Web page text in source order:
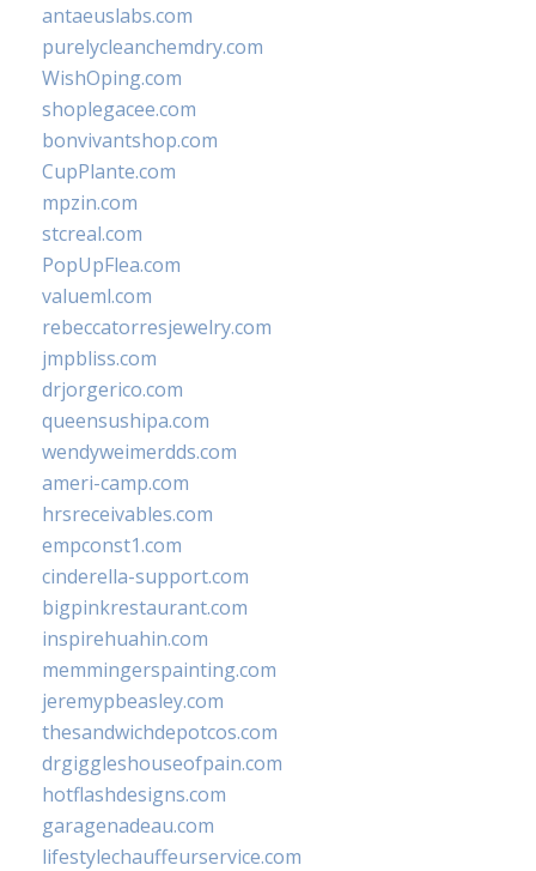
antaeuslabs.com
purelycleanchemdry.com
WishOping.com
shoplegacee.com
bonvivantshop.com
CupPlante.com
mpzin.com
stcreal.com
PopUpFlea.com
valueml.com
rebeccatorresjewelry.com
jmpbliss.com
drjorgerico.com
queensushipa.com
wendyweimerdds.com
ameri-camp.com
hrsreceivables.com
empconst1.com
cinderella-support.com
bigpinkrestaurant.com
inspirehuahin.com
memmingerspainting.com
jeremypbeasley.com
thesandwichdepotcos.com
drgiggleshouseofpain.com
hotflashdesigns.com
garagenadeau.com
lifestylechauffeurservice.com